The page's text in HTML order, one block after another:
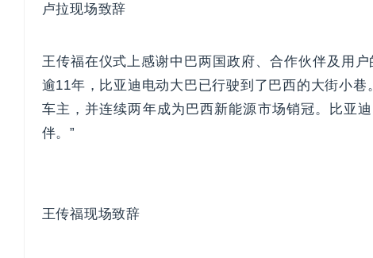
卢拉现场致辞
王传福在仪式上感谢中巴两国政府、合作伙伴及用
逾11年，比亚迪电动大巴已行驶到了巴西的大街小
车主，并连续两年成为巴西新能源市场销冠。比亚
伴。”
王传福现场致辞